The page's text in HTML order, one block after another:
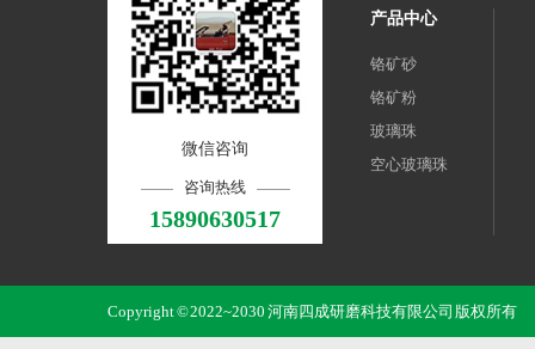
微信咨询
咨询热线
15890630517
产品中心
铬矿砂
铬矿粉
玻璃珠
空心玻璃珠
Copyright © 2022~2030 河南四成研磨科技有限公司 版权所